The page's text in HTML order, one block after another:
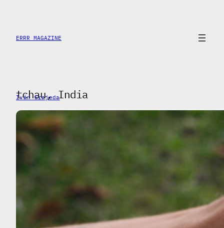
contenido
ERRR MAGAZINE
tchau, India
Iván Grajeda